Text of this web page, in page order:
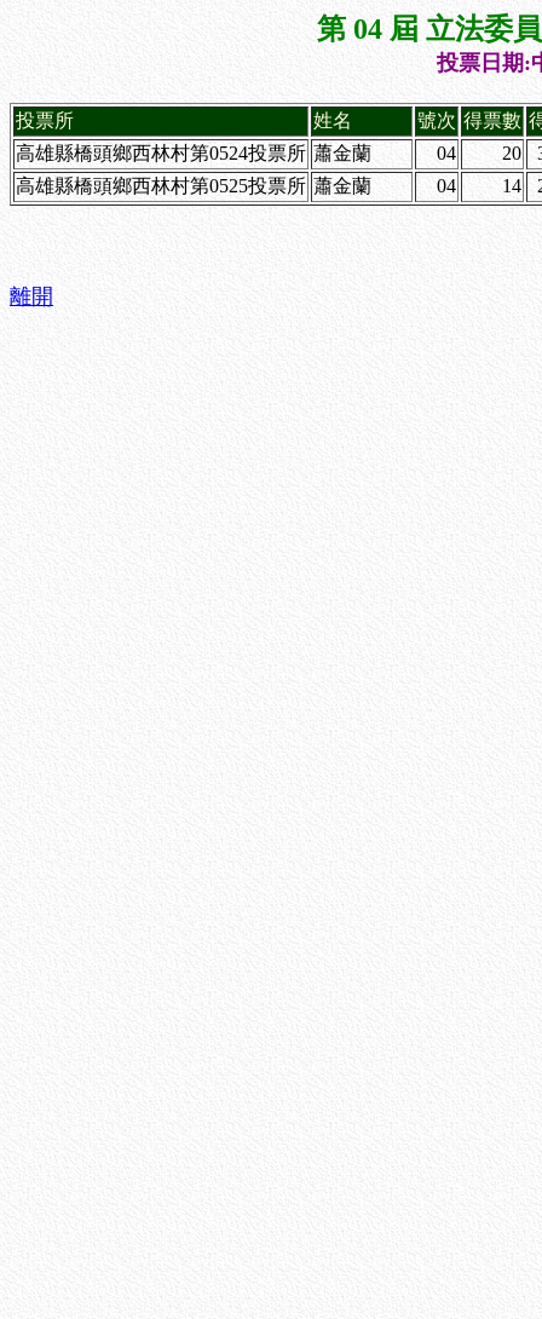
第 04 屆 立法委
投票日期:
投票所 姓名 號次 得票數
高雄縣橋頭鄉西林村第0524投票所 蕭金蘭 04 20
高雄縣橋頭鄉西林村第0525投票所 蕭金蘭 04 14
離開